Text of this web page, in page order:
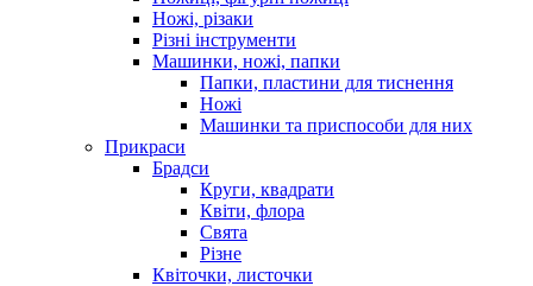
Ножі, різаки
Різні інструменти
Машинки, ножі, папки
Папки, пластини для тиснення
Ножі
Машинки та приспособи для них
Прикраси
Брадси
Круги, квадрати
Квіти, флора
Свята
Різне
Квіточки, листочки